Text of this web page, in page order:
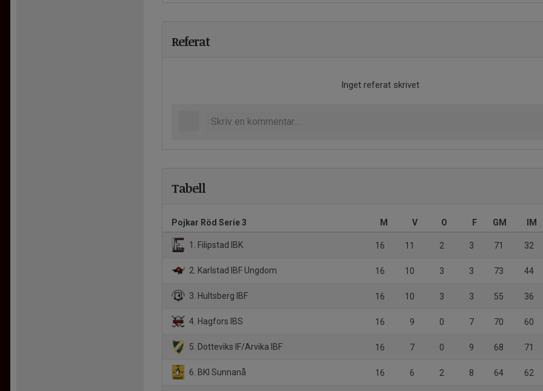
Referat
Inget referat skrivet
Tabell
Pojkar Röd Serie 3 M V O F GM IM
1. Filipstad IBK 16 11 2 3 71 32
2. Karlstad IBF Ungdom 16 10 3 3 73 44
3. Hultsberg IBF 16 10 3 3 55 36
4. Hagfors IBS 16 9 0 7 70 60
5. Dotteviks IF/Arvika IBF 16 7 0 9 68 71
6. BKI Sunnanå 16 6 2 8 64 62